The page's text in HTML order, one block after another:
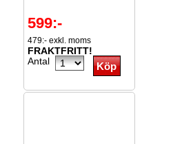
599:-
479:- exkl. moms
FRAKTFRITT!
Antal